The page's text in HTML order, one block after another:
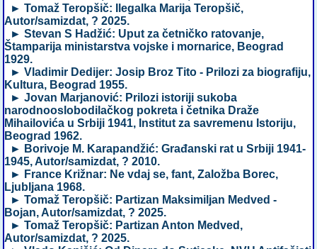
► Tomaž Teropšič: Ilegalka Marija Teropšič,
Autor/samizdat, ? 2025.
► Stevan S Hadžić: Uput za četničko ratovanje,
Štamparija ministarstva vojske i mornarice, Beograd
1929.
► Vladimir Dedijer: Josip Broz Tito - Prilozi za biografiju,
Kultura, Beograd 1955.
► Jovan Marjanović: Prilozi istoriji sukoba
narodnooslobodilačkog pokreta i četnika Draže
Mihailovića u Srbiji 1941, Institut za savremenu Istoriju,
Beograd 1962.
► Borivoje M. Karapandžić: Građanski rat u Srbiji 1941-
1945, Autor/samizdat, ? 2010.
► France Križnar: Ne vdaj se, fant, Založba Borec,
Ljubljana 1968.
► Tomaž Teropšič: Partizan Maksimiljan Medved -
Bojan, Autor/samizdat, ? 2025.
► Tomaž Teropšič: Partizan Anton Medved,
Autor/samizdat, ? 2025.